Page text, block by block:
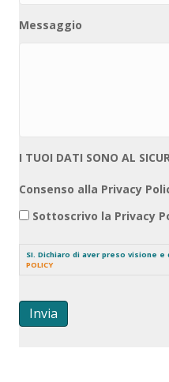
Messaggio
I TUOI DATI SONO AL
Consenso alla Privacy
Sottoscrivo la Privacy
SI. Dichiaro di aver preso visione
POLICY
Invia